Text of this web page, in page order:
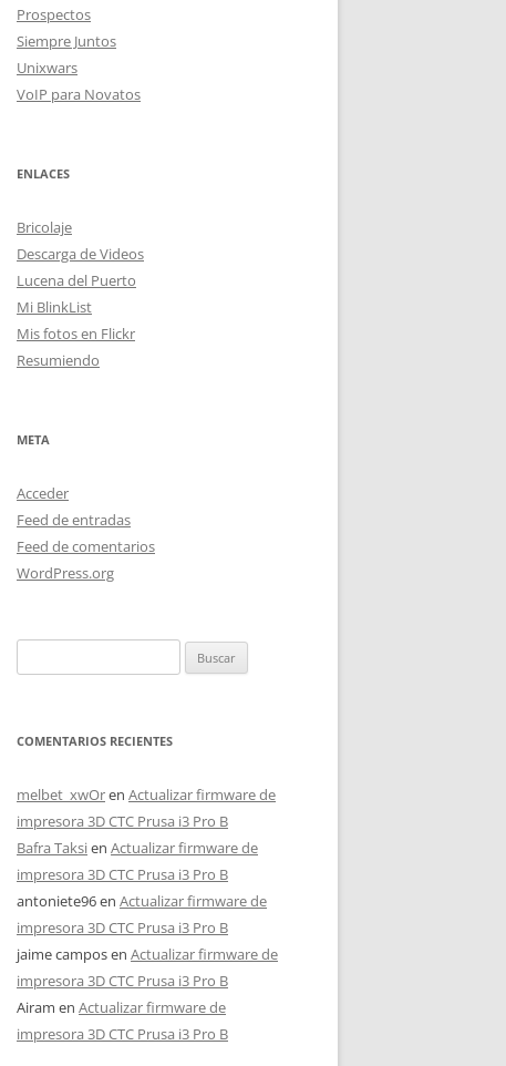
Prospectos
Siempre Juntos
Unixwars
VoIP para Novatos
ENLACES
Bricolaje
Descarga de Videos
Lucena del Puerto
Mi BlinkList
Mis fotos en Flickr
Resumiendo
META
Acceder
Feed de entradas
Feed de comentarios
WordPress.org
COMENTARIOS RECIENTES
melbet_xwOren Actualizar firmware de
impresora 3D CTC Prusa i3 Pro B
Bafra Taksien Actualizar firmware de
impresora 3D CTC Prusa i3 Pro B
antoniete96en Actualizar firmware de
impresora 3D CTC Prusa i3 Pro B
jaime camposen Actualizar firmware de
impresora 3D CTC Prusa i3 Pro B
Airam en Actualizar firmware de
impresora 3D CTC Prusa i3 Pro B